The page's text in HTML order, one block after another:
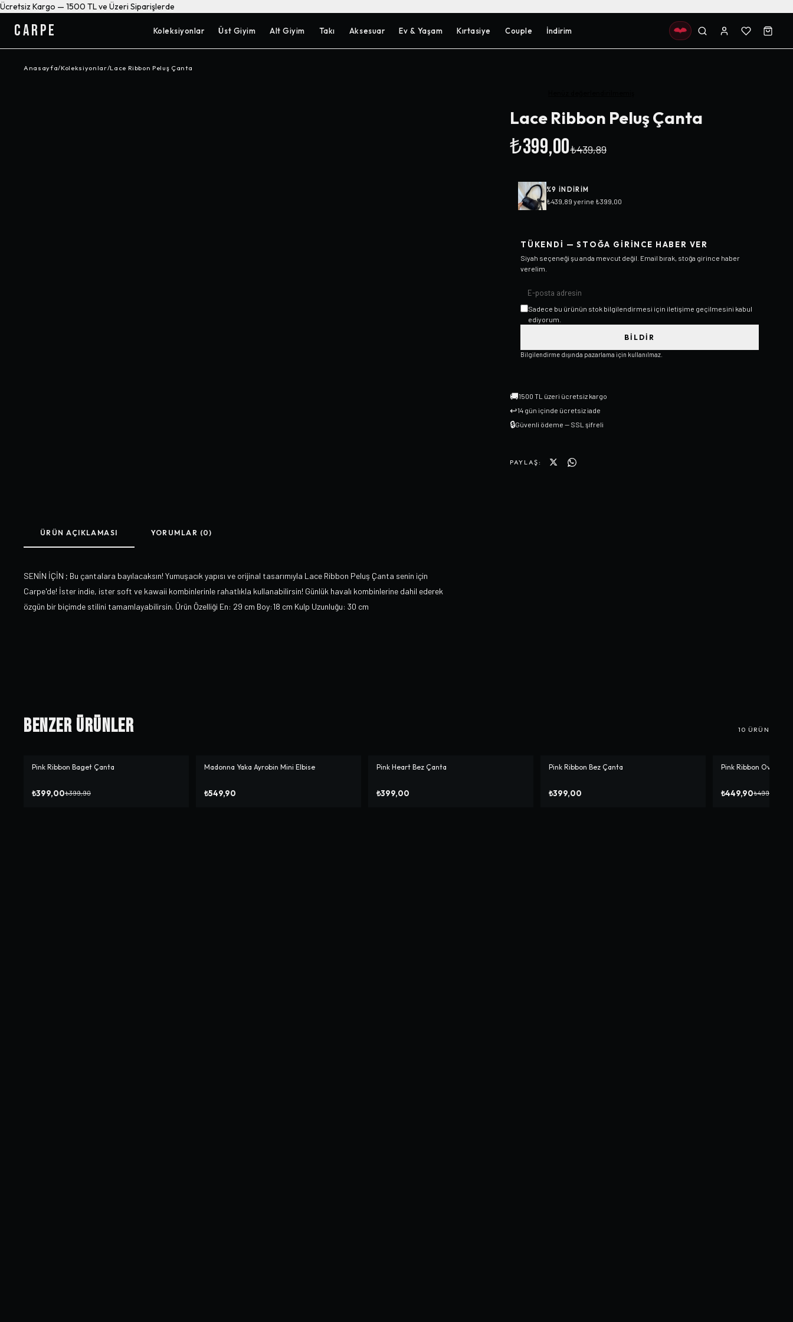
Ücretsiz Kargo — 1500 TL ve Üzeri Siparişlerde
CARPE Koleksiyonlar Üst Giyim Alt Giyim Takı Aksesuar Ev & Yaşam Kırtasiye Couple İndirim
Anasayfa/Koleksiyonlar/Lace Ribbon Peluş Çanta
Lace Ribbon Peluş Çanta
₺399,00₺439,89
%9 INDIRIM
₺439,89 yerine ₺399,00
TÜKENDI — STOĞA GIRINCE HABER VER
Siyah seçeneği şu anda mevcut değil. Email bırak, stoğa girince haber
verelim.
Sadece bu ürünün stok bilgilendirmesi için iletişime geçilmesini kabul
ediyorum.
BILDIR
Bilgilendirme dışında pazarlama için kullanılmaz.
🚚1500 TL üzeri ücretsiz kargo
↩14 gün içinde ücretsiz iade
🔒Güvenli ödeme — SSL şifreli
PAYLAŞ:
ÜRÜN AÇIKLAMASI YORUMLAR (0)
SENİN İÇİN ; Bu çantalara bayılacaksın! Yumuşacık yapısı ve orijinal tasarımıyla Lace Ribbon Peluş Çanta senin için
Carpe'de! İster indie, ister soft ve kawaii kombinlerinle rahatlıkla kullanabilirsin! Günlük havalı kombinlerine dahil ederek
özgün bir biçimde stilini tamamlayabilirsin. Ürün Özelliği En: 29 cm Boy:18 cm Kulp Uzunluğu: 30 cm
Benzer Ürünler 10 ÜRÜN
-% 0
Pink Ribbon Baget Çanta
₺399,00₺399,90
Madonna Yaka Ayrobin Mini Elbise
₺549,90
Pink Heart Bez Çanta
₺399,00
Pink Ribbon Bez Çanta
₺399,00
-% 10
Pink Ribbon
₺449,90₺499,90